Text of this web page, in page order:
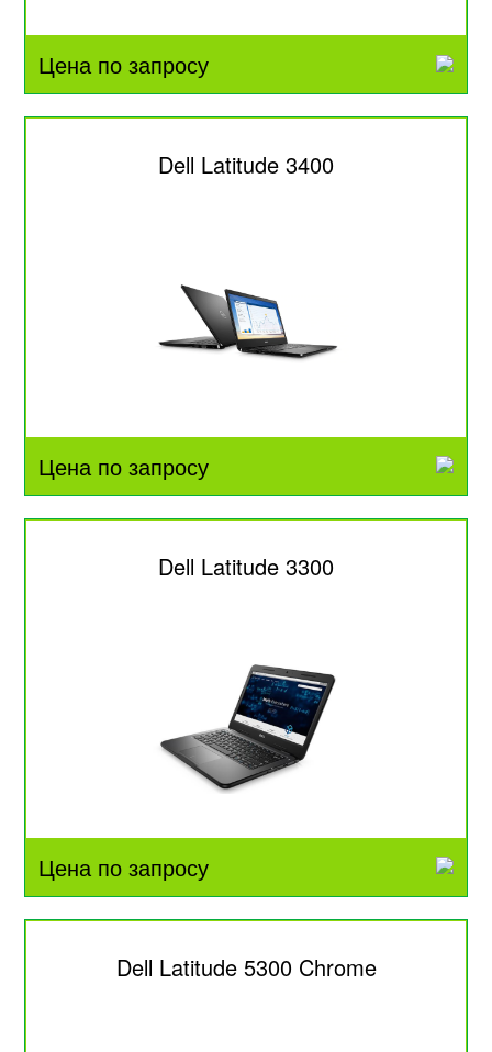
Цена по запросу
Dell Latitude 3400
Цена по запросу
Dell Latitude 3300
Цена по запросу
Dell Latitude 5300 Chrome